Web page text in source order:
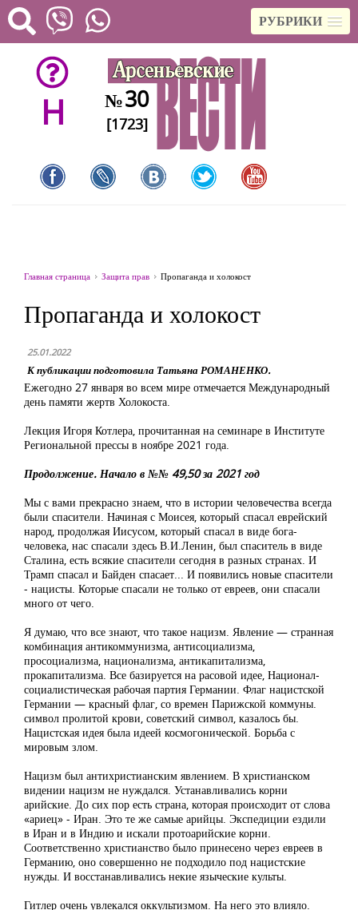
РУБРИКИ
H №30
[1723]
Главная страница Защита прав Пропаганда и холокост
Пропаганда и холокост
25.01.2022
К публикации подготовила Татьяна РОМАНЕНКО.
Ежегодно 27 января во всем мире отмечается Международный
день памяти жертв Холокоста.
Лекция Игоря Котлера, прочитанная на семинаре в Институте
Региональной прессы в ноябре 2021 года.
Продолжение. Начало в №№ 49,50 за 2021 год
Мы с вами прекрасно знаем, что в истории человечества всегда
были спасители. Начиная с Моисея, который спасал еврейский
народ, продолжая Иисусом, который спасал в виде бога-
человека, нас спасали здесь В.И.Ленин, был спаситель в виде
Сталина, есть всякие спасители сегодня в разных странах. И
Трамп спасал и Байден спасает... И появились новые спасители
- нацисты. Которые спасали не только от евреев, они спасали
много от чего.
Я думаю, что все знают, что такое нацизм. Явление — странная
комбинация антикоммунизма, антисоциализма,
просоциализма, национализма, антикапитализма,
прокапитализма. Все базируется на расовой идее, Национал-
социалистическая рабочая партия Германии. Флаг нацистской
Германии — красный флаг, со времен Парижской коммуны.
символ пролитой крови, советский символ, казалось бы.
Нацистская идея была идеей космогонической. Борьба с
мировым злом.
Нацизм был антихристианским явлением. В христианском
видении нацизм не нуждался. Устанавливались корни
арийские. До сих пор есть страна, которая происходит от слова
«ариец» - Иран. Это те же самые арийцы. Экспедиции ездили
в Иран и в Индию и искали протоарийские корни.
Соответственно христианство было принесено через евреев в
Германию, оно совершенно не подходило под нацистские
нужды. И восстанавливались некие языческие культы.
Гитлер очень увлекался оккультизмом. На него это влияло.